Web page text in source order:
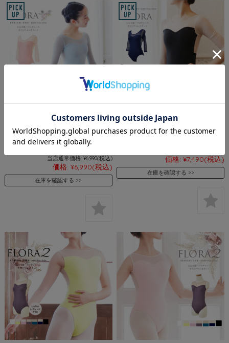
＜左右木健一氏×abby＞
オタード・左右木健一監修【キッ
ズ・ジュニアサイズ】2枚までメ
当店通常価格: ¥6,990(税込)
価格: ¥6,990(税込)
在庫を確認する
＜左右木健一氏×abby＞
FLORA（フローラ）レディースオ
リジナルレオタード・左右木健一
価格: ¥7,490(税込)
在庫を確認する